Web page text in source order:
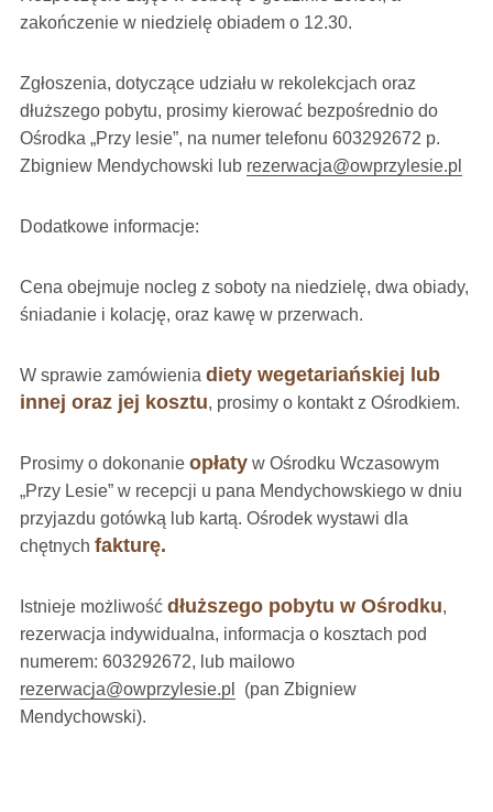
zakończenie w niedzielę obiadem o 12.30.
Zgłoszenia, dotyczące udziału w rekolekcjach oraz
dłuższego pobytu, prosimy kierować bezpośrednio do
Ośrodka „Przy lesie”, na numer telefonu 603292672 p.
Zbigniew Mendychowski lub rezerwacja@owprzylesie.pl
Dodatkowe informacje:
Cena obejmuje nocleg z soboty na niedzielę, dwa obiady,
śniadanie i kolację, oraz kawę w przerwach.
W sprawie zamówienia diety wegetariańskiej lub
innej oraz jej kosztu, prosimy o kontakt z Ośrodkiem.
Prosimy o dokonanie opłatyw Ośrodku Wczasowym
„Przy Lesie” w recepcji u pana Mendychowskiego w dniu
przyjazdu gotówką lub kartą. Ośrodek wystawi dla
chętnych fakturę.
Istnieje możliwość dłuższego pobytu w Ośrodku,
rezerwacja indywidualna, informacja o kosztach pod
numerem: 603292672, lub mailowo
rezerwacja@owprzylesie.pl
(pan Zbigniew
Mendychowski).